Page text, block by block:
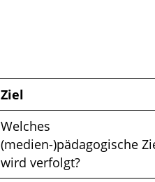
Ziel
Welches
(medien-)pädagogische
wird verfolgt?